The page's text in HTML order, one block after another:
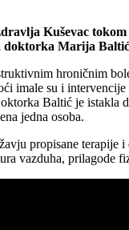
Kuševac
doktorka Marija
hroničnim
imale su i
Baltić je istakla
jedna osoba.
propisane terapije
vazduha, prilagode